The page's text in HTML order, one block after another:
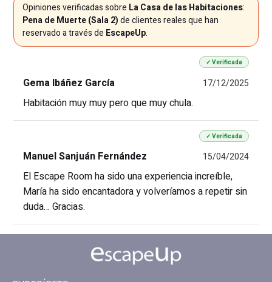
Opiniones verificadas sobre La Casa de las Habitaciones:
Pena de Muerte (Sala 2)de clientes reales que han
reservado a través de EscapeUp.
✓ Verificada
Gema Ibáñez García 17/12/2025
Habitación muy muy pero que muy chula.
✓ Verificada
Manuel Sanjuán Fernández 15/04/2024
El Escape Room ha sido una experiencia increíble,
María ha sido encantadora y volveríamos a repetir sin
duda… Gracias.